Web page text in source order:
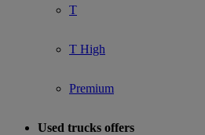
T
T High
Premium
Used trucks offers